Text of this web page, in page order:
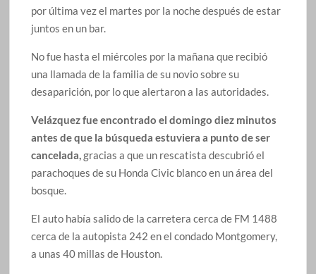
por última vez el martes por la noche después de estar
juntos en un bar.
No fue hasta el miércoles por la mañana que recibió
una llamada de la familia de su novio sobre su
desaparición, por lo que alertaron a las autoridades.
Velázquez fue encontrado el domingo diez minutos
antes de que la búsqueda estuviera a punto de ser
cancelada,gracias a que un rescatista descubrió el
parachoques de su Honda Civic blanco en un área del
bosque.
El auto había salido de la carretera cerca de FM 1488
cerca de la autopista 242 en el condado Montgomery,
a unas 40 millas de Houston.